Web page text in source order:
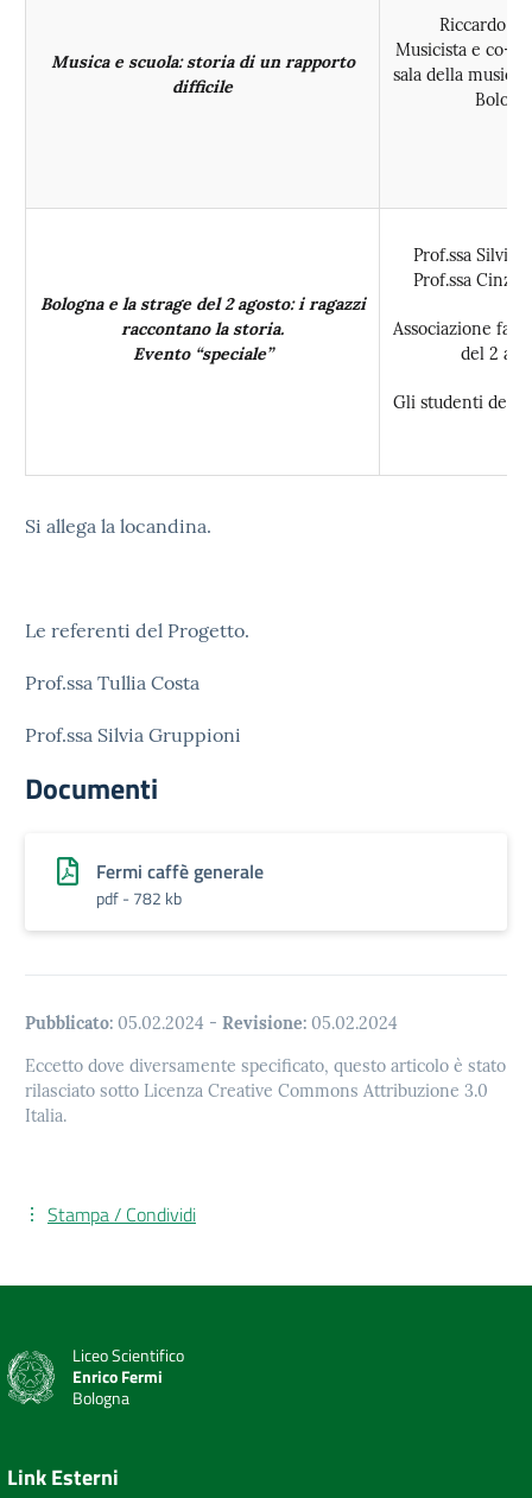
Musica e scuola: storia di un rapporto
difficile
Riccardo
Musicista e co-
sala della
Bologna e la strage del 2 agosto: i ragazzi
raccontano la storia.
Evento “speciale”
Prof.ssa Silvia
Prof.ssa
Associazione
del 2
Gli studenti della
Si allega la locandina.
Le referenti del Progetto.
Prof.ssa Tullia Costa
Prof.ssa Silvia Gruppioni
Documenti
Fermi caffè generale
pdf - 782 kb
Pubblicato: 05.02.2024 - Revisione: 05.02.2024
Eccetto dove diversamente specificato, questo articolo è stato
rilasciato sotto Licenza Creative Commons Attribuzione 3.0
Italia.
Stampa / Condividi
Liceo Scientifico
Enrico Fermi
Bologna
Link Esterni